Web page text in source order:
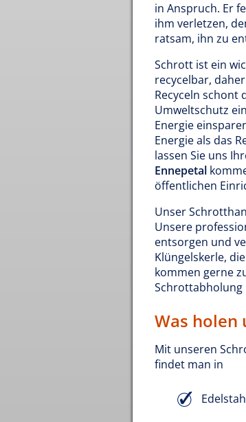
in Anspruch. Er
ihm verletzen,
ratsam, ihn zu
Schrott ist ein
recycelbar,
Recyceln schont
Umweltschutz
Energie
Energie als das
lassen Sie uns
Ennepetal
öffentlichen
Unser
Unsere
entsorgen und
Klüngelskerle,
kommen gerne
Schrottabholung
Was holen
Mit unseren
findet man in